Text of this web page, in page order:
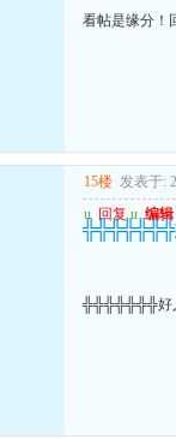
看帖是缘分！
15楼 发表于:
u 回复 u 编辑
╬╬╬╬╬╬╬
╬╬╬╬╬╬╬好